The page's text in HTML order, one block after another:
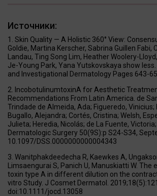
Источники:
Skin Quality — A Holistic 360° View:
Goldie, Martina Kerscher, Sabrina Guillen Fabi,
Landau, Ting Song Lim, Heather Woolery-
Je-Young Park, Yana Yutskovskaya show
and Investigational Dermatology Pages 643-
IncobotulinumtoxinA for Aesthetic
Recommendations From Latin America. de
Trindade de Almeida, Ada; Figueredo, Vinicius;
Bugallo, Alejandra; Cortés, Cristina; Welsh,
Julieta; Heredia, Nicolás; de La Fuente,
Dermatologic Surgery 50(9S):p S24-S34,
10.1097/DSS.0000000000004343
Wanitphakdeedecha R, Kaewkes A,
Limsaengurai S, Panich U, Manuskiatti W.
toxin type A in different dilution on the
vitro Study. J Cosmet Dermatol.
doi:10.1111/jocd.13058